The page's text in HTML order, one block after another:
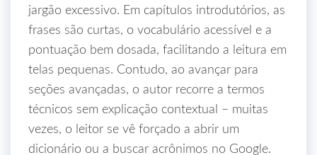
jargão excessivo. Em capítulos introdutórios, as
frases são curtas, o vocabulário acessível e a
pontuação bem dosada, facilitando a leitura em
telas pequenas. Contudo, ao avançar para
seções avançadas, o autor recorre a termos
técnicos sem explicação contextual – muitas
vezes, o leitor se vê forçado a abrir um
dicionário ou a buscar acrônimos no Google.